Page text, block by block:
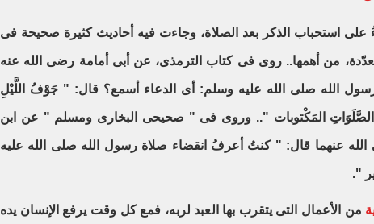
على استحباب الذكر بعد الصلاة، وجاءت فيه أحاديث كثيرة صحيحة فى
من أهمها.. روى فى كتاب الترمذى، عن أبى أمامة رضى الله عنه
الله صلى الله عليه وسلم: أى الدعاء أسمع؟ قال: " جَوْفُ اللَّيْلِ
الصَّلَوَاتِ المَكْتوبات ".. وروى فى " صحيحى البخارى ومسلم " عن ابن
عنهما قال: " كنتُ أعرفُ انقضاء صلاة رسول الله صلى الله عليه
".
من الأعمال التى يتقرب بها العبد لربه، فمع كل وقت يرفع الإنسان يده